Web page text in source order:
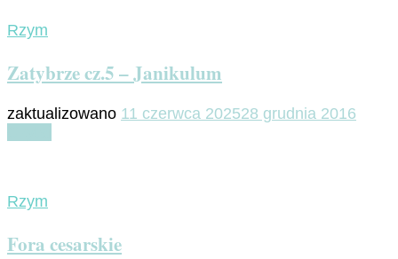
Rzym
Zatybrze cz.5 – Janikulum
zaktualizowano 11 czerwca 202528 grudnia 2016
Rzym
Fora cesarskie